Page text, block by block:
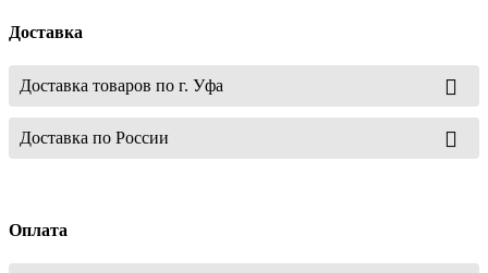
Доставка
Доставка товаров по г. Уфа
Доставка по России
Оплата